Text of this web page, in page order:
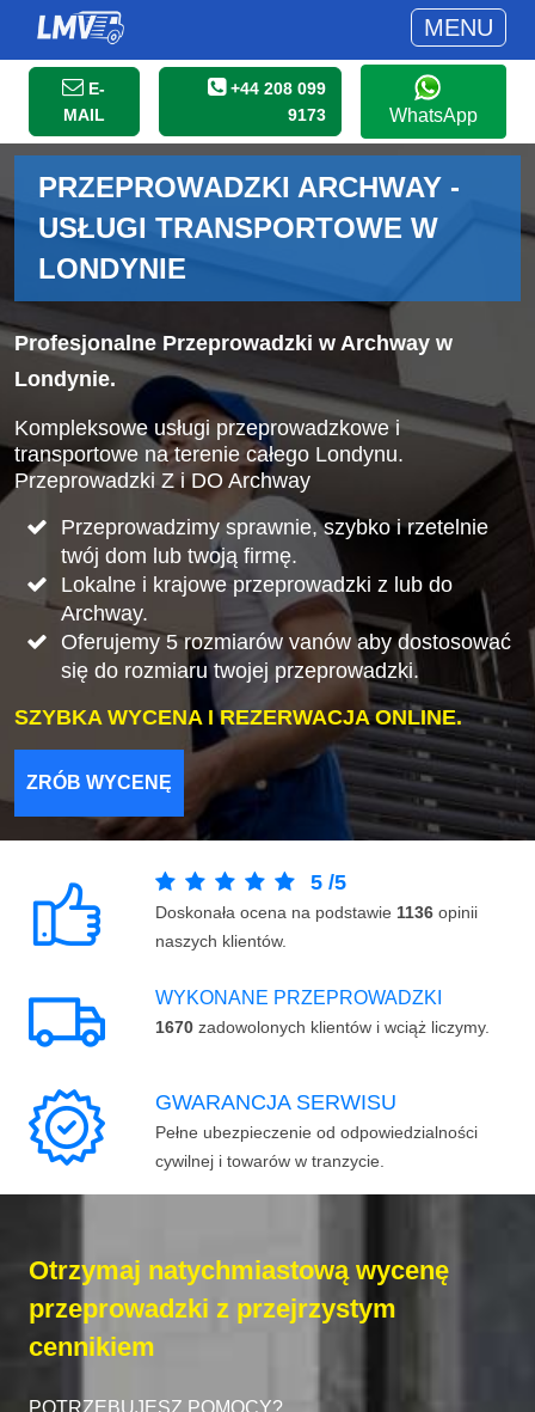
MENU
E-
MAIL
+44 208 099
9173
WhatsApp
PRZEPROWADZKI ARCHWAY -
USŁUGI TRANSPORTOWE W
LONDYNIE
Profesjonalne Przeprowadzki w Archway w
Londynie.
Kompleksowe usługi przeprowadzkowe i
transportowe na terenie całego Londynu.
Przeprowadzki Z i DO Archway
Przeprowadzimy sprawnie, szybko i rzetelnie
twój dom lub twoją firmę.
Lokalne i krajowe przeprowadzki z lub do
Archway.
Oferujemy 5 rozmiarów vanów aby dostosować
się do rozmiaru twojej przeprowadzki.
SZYBKA WYCENA I REZERWACJA ONLINE.
ZRÓB WYCENĘ
5 /5
Doskonała ocena na podstawie 1136 opinii
naszych klientów.
WYKONANE PRZEPROWADZKI
1670 zadowolonych klientów i wciąż liczymy.
GWARANCJA SERWISU
Pełne ubezpieczenie od odpowiedzialności
cywilnej i towarów w tranzycie.
Otrzymaj natychmiastową wycenę
przeprowadzki z przejrzystym
cennikiem
POTRZEBUJESZ POMOCY?